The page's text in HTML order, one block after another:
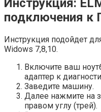
Инструкция:
подключения к
Инструкция подойдет
Widows 7,8,10.
Включите ваш
адаптер к
Заведите машину.
Далее нажмите на
правом углу (трей).